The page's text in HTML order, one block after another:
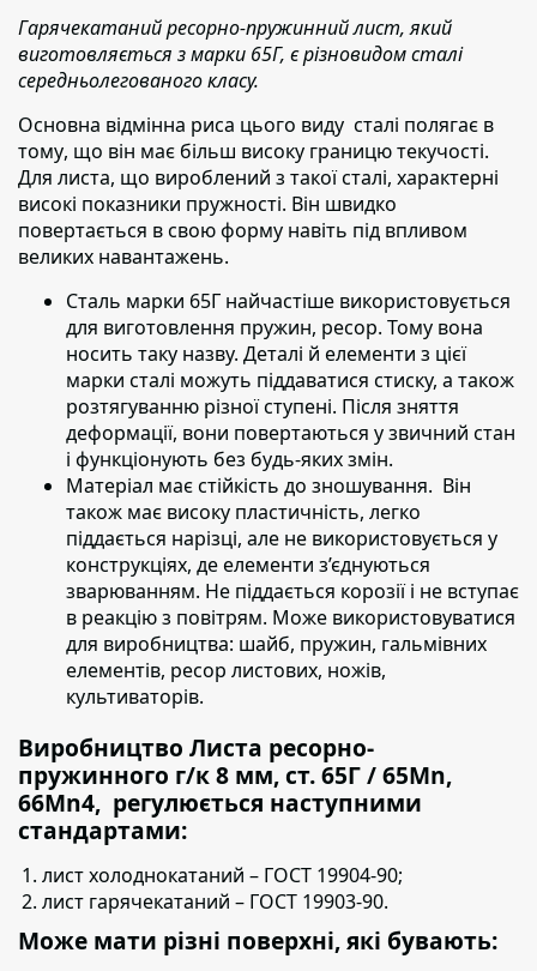
Гарячекатаний ресорно-пружинний лист, який
виготовляється з марки 65Г, є різновидом сталі
середньолегованого класу.
Основна відмінна риса цього виду сталі полягає в
тому, що він має більш високу границю текучості.
Для листа, що вироблений з такої сталі, характерні
високі показники пружності. Він швидко
повертається в свою форму навіть під впливом
великих навантажень.
Сталь марки 65Г найчастіше використовується
для виготовлення пружин, ресор. Тому вона
носить таку назву. Деталі й елементи з цієї
марки сталі можуть піддаватися стиску, а також
розтягуванню різної ступені. Після зняття
деформації, вони повертаються у звичний стан
і функціонують без будь-яких змін.
Матеріал має стійкість до зношування. Він
також має високу пластичність, легко
піддається нарізці, але не використовується у
конструкціях, де елементи з’єднуються
зварюванням. Не піддається корозії і не вступає
в реакцію з повітрям. Може використовуватися
для виробництва: шайб, пружин, гальмівних
елементів, ресор листових, ножів,
культиваторів.
Виробництво Листа ресорно-
пружинного г/к 8 мм, ст. 65Г / 65Mn,
66Mn4, регулюється наступними
стандартами:
лист холоднокатаний – ГОСТ 19904-90;
лист гарячекатаний – ГОСТ 19903-90.
Може мати різні поверхні, які бувають: